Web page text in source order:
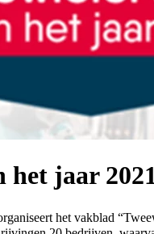
het jaar
het vakblad